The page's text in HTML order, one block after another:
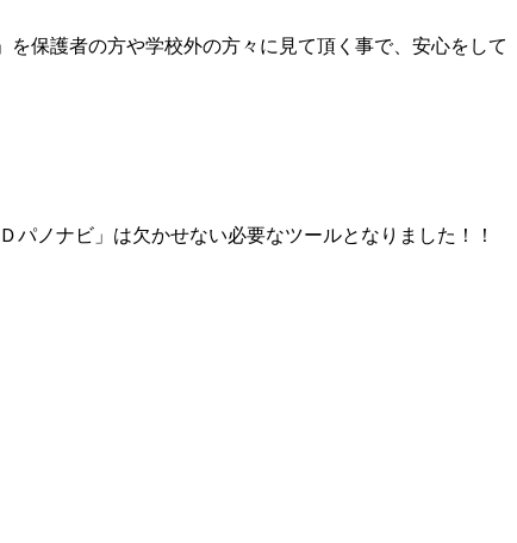
保護者の方や学校外の方々に見て頂く事で、安心をして
ノナビ」は欠かせない必要なツールとなりました！！